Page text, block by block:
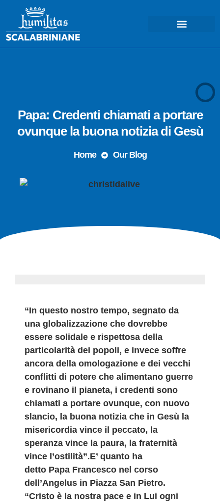
Papa: Credenti chiamati a portare
ovunque la buona notizia di Gesù
Home Our Blog
“In questo nostro tempo, segnato da
una globalizzazione che dovrebbe
essere solidale e rispettosa della
particolarità dei popoli, e invece soffre
ancora della omologazione e dei vecchi
conflitti di potere che alimentano guerre
e rovinano il pianeta, i credenti sono
chiamati a portare ovunque, con nuovo
slancio, la buona notizia che in Gesù la
misericordia vince il peccato, la
speranza vince la paura, la fraternità
vince l’ostilità”.E’ quanto ha
detto Papa Francesco nel corso
dell’Angelus in Piazza San Pietro.
“Cristo è la nostra pace e in Lui ogni